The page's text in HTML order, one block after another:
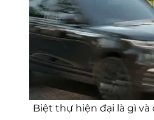
Biệt thự hiện đại là gì